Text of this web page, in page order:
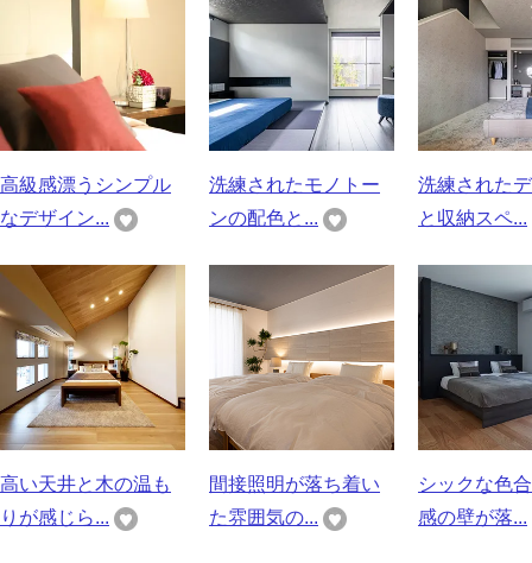
高級感漂うシンプル
なデザイン...
洗練されたモノトー
ンの配色と...
洗練された
と収納スペ...
高い天井と木の温も
りが感じら...
間接照明が落ち着い
た雰囲気の...
シックな色
感の壁が落...